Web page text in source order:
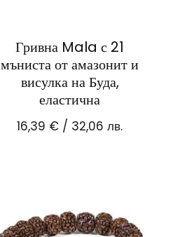
Гривна Mala с 21
мъниста от амазонит и
висулка на Буда,
еластична
16,39 € / 32,06 лв.